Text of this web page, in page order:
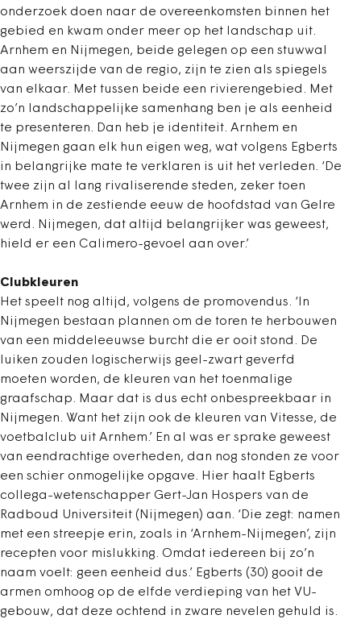
onderzoek doen naar de overeenkomsten binnen het
gebied en kwam onder meer op het landschap uit.
Arnhem en Nijmegen, beide gelegen op een stuwwal
aan weerszijde van de regio, zijn te zien als spiegels
van elkaar. Met tussen beide een rivierengebied. Met
zo’n landschappelijke samenhang ben je als eenheid
te presenteren. Dan heb je identiteit. Arnhem en
Nijmegen gaan elk hun eigen weg, wat volgens Egberts
in belangrijke mate te verklaren is uit het verleden. ‘De
twee zijn al lang rivaliserende steden, zeker toen
Arnhem in de zestiende eeuw de hoofdstad van Gelre
werd. Nijmegen, dat altijd belangrijker was geweest,
hield er een Calimero-gevoel aan over.’
Clubkleuren
Het speelt nog altijd, volgens de promovendus. ‘In
Nijmegen bestaan plannen om de toren te herbouwen
van een middeleeuwse burcht die er ooit stond. De
luiken zouden logischerwijs geel-zwart geverfd
moeten worden, de kleuren van het toenmalige
graafschap. Maar dat is dus echt onbespreekbaar in
Nijmegen. Want het zijn ook de kleuren van Vitesse, de
voetbalclub uit Arnhem.’ En al was er sprake geweest
van eendrachtige overheden, dan nog stonden ze voor
een schier onmogelijke opgave. Hier haalt Egberts
collega-wetenschapper Gert-Jan Hospers van de
Radboud Universiteit (Nijmegen) aan. ‘Die zegt: namen
met een streepje erin, zoals in ‘Arnhem-Nijmegen’, zijn
recepten voor mislukking. Omdat iedereen bij zo’n
naam voelt: geen eenheid dus.’ Egberts (30) gooit de
armen omhoog op de elfde verdieping van het VU-
gebouw, dat deze ochtend in zware nevelen gehuld is.